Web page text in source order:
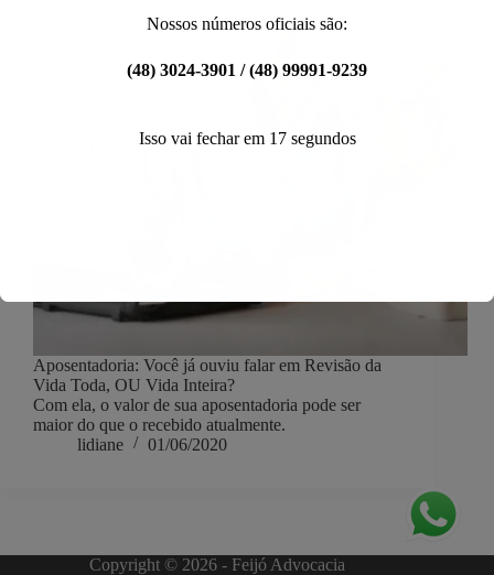
Aposentadoria: Você já ouviu falar em Revisão da
Vida Toda, OU Vida Inteira?
Com ela, o valor de sua aposentadoria pode ser
maior do que o recebido atualmente.
lidiane
01/06/2020
Copyright © 2026 - Feijó Advocacia
Nossos números oficiais são:
(48) 3024-3901 / (48) 99991-9239
Isso vai fechar em 17segundos